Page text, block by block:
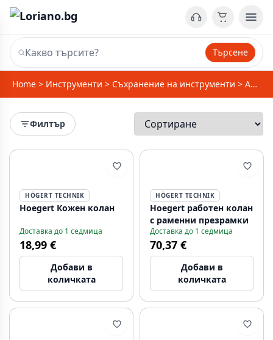
Търсене
Home > Инструменти > Съхранение на инструменти > Аксесоари за колан за инструменти
Филтър
HÖGERT TECHNIK
Hoegert Кожен колан
Доставка до 1 седмица
18,99 €
Добави в
количката
HÖGERT TECHNIK
Hoegert работен колан
с раменни презрамки
Доставка до 1 седмица
70,37 €
Добави в
количката